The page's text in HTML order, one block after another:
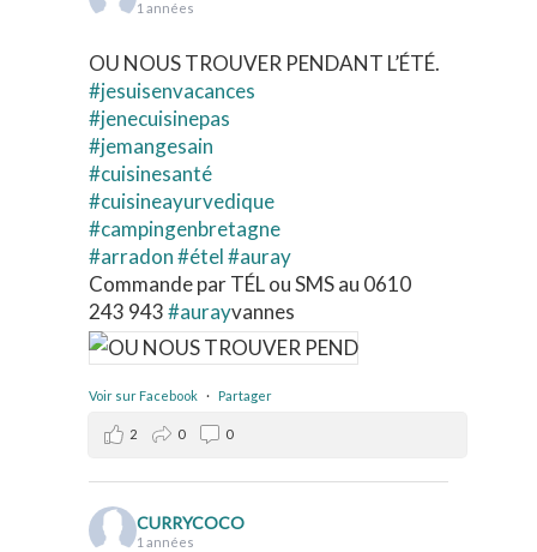
1 années
OU NOUS TROUVER PENDANT L’ÉTÉ.
#jesuisenvacances
#jenecuisinepas
#jemangesain
#cuisinesanté
#cuisineayurvedique
#campingenbretagne
#arradon#étel#auray
Commande par TÉL ou SMS au 0610
243 943#aurayvannes
Voir sur Facebook · Partager
2 0 0
CURRYCOCO
1 années